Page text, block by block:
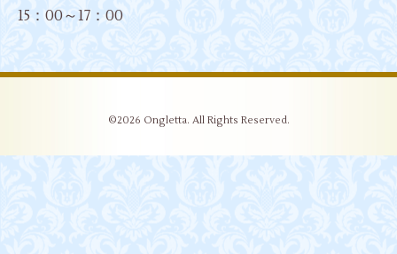
15：00～17：00
©2026 Ongletta. All Rights Reserved.